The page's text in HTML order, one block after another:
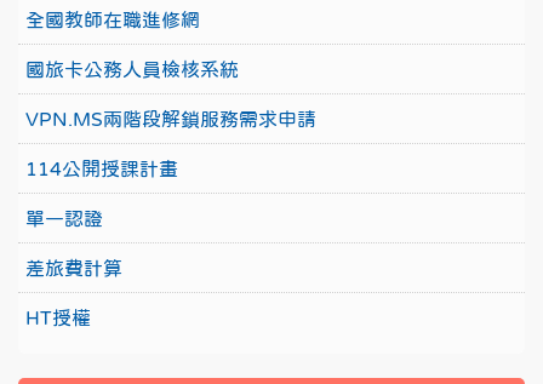
全國教師在職進修網
國旅卡公務人員檢核系統
VPN.MS兩階段解鎖服務需求申請
114公開授課計畫
單一認證
差旅費計算
HT授權